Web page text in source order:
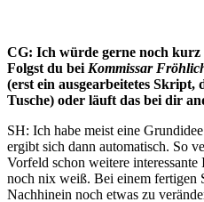
CG: Ich würde gerne noch
Folgst du bei Kommissar
(erst ein ausgearbeitetes
Tusche) oder läuft das bei dir
SH: Ich habe meist eine
ergibt sich dann automatisch. So
Vorfeld schon weitere
noch nix weiß. Bei einem fertigen
Nachhinein noch etwas zu